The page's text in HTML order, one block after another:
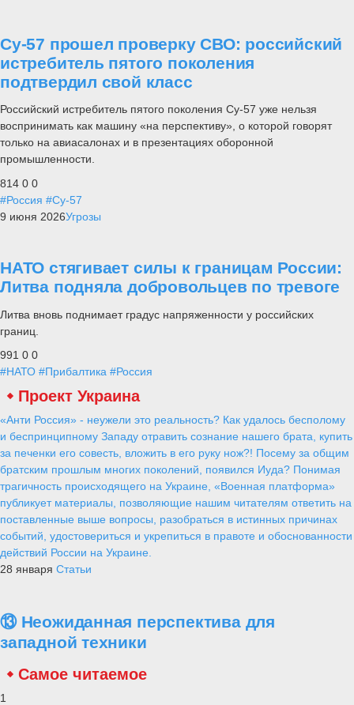
Су-57 прошел проверку СВО: российский
истребитель пятого поколения
подтвердил свой класс
Российский истребитель пятого поколения Су-57 уже нельзя
воспринимать как машину «на перспективу», о которой говорят
только на авиасалонах и в презентациях оборонной
промышленности.
814 0 0
#Россия #Су-57
9 июня 2026Угрозы
НАТО стягивает силы к границам России:
Литва подняла добровольцев по тревоге
Литва вновь поднимает градус напряженности у российских
границ.
991 0 0
#НАТО #Прибалтика #Россия
Проект Украина
«Анти Россия» - неужели это реальность? Как удалось бесполому
и беспринципному Западу отравить сознание нашего брата, купить
за печенки его совесть, вложить в его руку нож?! Посему за общим
братским прошлым многих поколений, появился Иуда? Понимая
трагичность происходящего на Украине, «Военная платформа»
публикует материалы, позволяющие нашим читателям ответить на
поставленные выше вопросы, разобраться в истинных причинах
событий, удостовериться и укрепиться в правоте и обоснованности
действий России на Украине.
28 января Статьи
⑬ Неожиданная перспектива для
западной техники
Самое читаемое
1